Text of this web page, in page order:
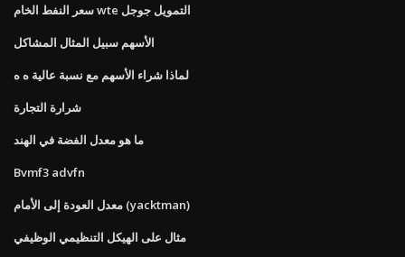
سعر النفط الخام wte التمويل جوجل
الأسهم سبيل المثال المشاكل
لماذا شراء الأسهم مع نسبة عالية ه ه
شرارة التجارة
ما هو معدل الفضة في الهند
Bvmf3 advfn
معدل العودة إلى الأمام (yacktman)
مثال على الهيكل التنظيمي الوظيفي